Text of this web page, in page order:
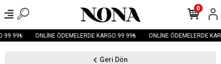
99.99₺ ONLİNE ÖDEMELERDE KARGO 99.99₺ ONLİNE ÖDEMELERDE
0
Geri Dön